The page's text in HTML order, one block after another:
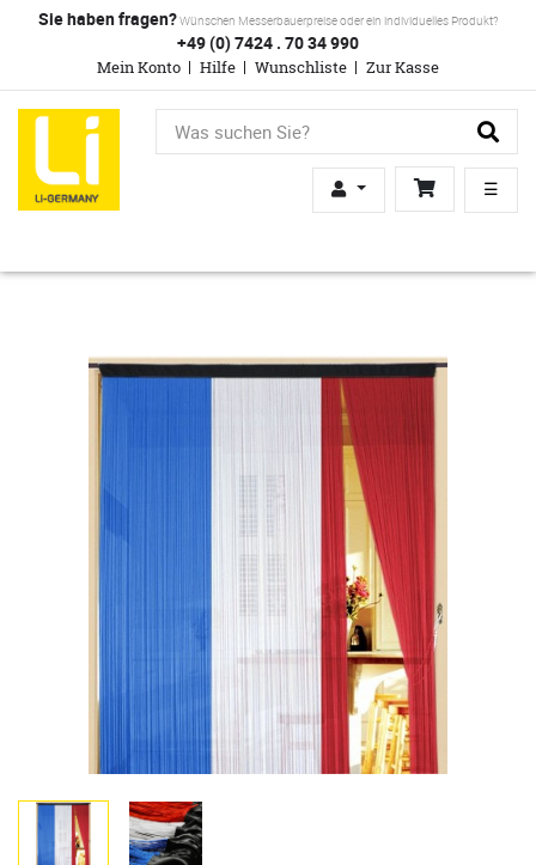
Sie haben fragen?Wünschen Messerbauerpreise oder ein individuelles Produkt?
+49 (0) 7424 . 70 34 990
Mein Konto Hilfe Wunschliste Zur Kasse
☰